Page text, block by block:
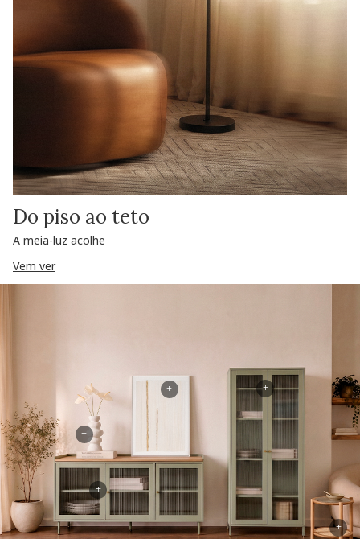
Do piso ao teto
A meia-luz acolhe
Vem ver
+
+
+
+
+